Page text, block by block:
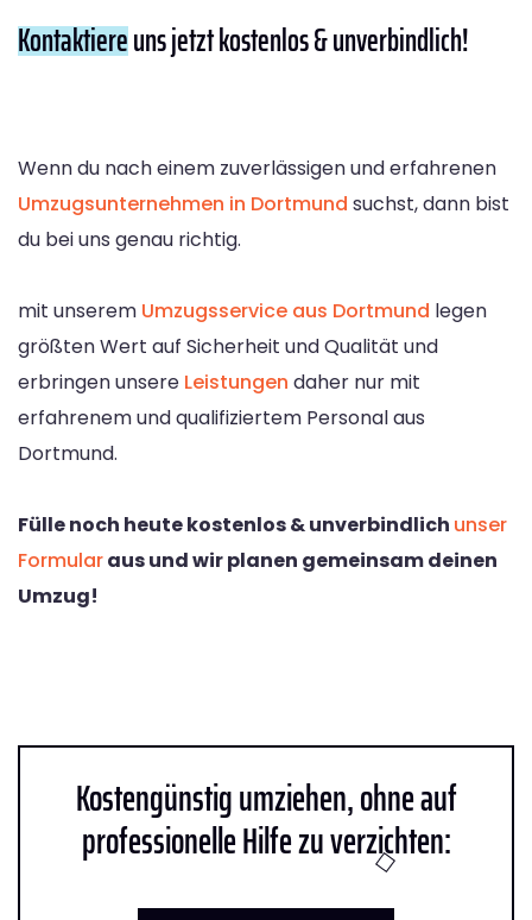
Kontaktiereuns jetzt kostenlos & unverbindlich!
Wenn du nach einem zuverlässigen und erfahrenen
Umzugsunternehmen in Dortmund suchst, dann bist
du bei uns genau richtig.
mit unserem Umzugsservice aus Dortmund legen
größten Wert auf Sicherheit und Qualität und
erbringen unsere Leistungen daher nur mit
erfahrenem und qualifiziertem Personal aus
Dortmund.
Fülle noch heute kostenlos & unverbindlich unser
Formularaus und wir planen gemeinsam deinen
Umzug!
Kostengünstig umziehen, ohne auf
professionelle Hilfe zu verzichten: